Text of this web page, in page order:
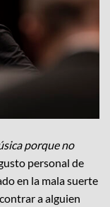
porque no
personal de
en la mala suerte
a alguien